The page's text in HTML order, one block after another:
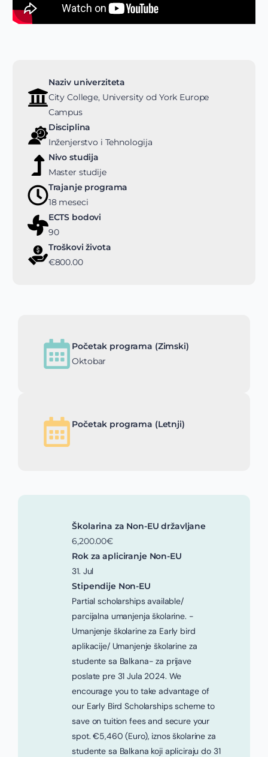
Naziv univerziteta
City College, University od York Europe
Campus
Disciplina
Inženjerstvo i Tehnologija
Nivo studija
Master studije
Trajanje programa
18 meseci
ECTS bodovi
90
Troškovi života
€800.00
Početak programa (Zimski)
Oktobar
Početak programa (Letnji)
Školarina za Non-EU državljane
6,200.00€
Rok za apliciranje Non-EU
31. Jul
Stipendije Non-EU
Partial scholarships available/
parcijalna umanjenja školarine. -
Umanjenje školarine za Early bird
aplikacije/ Umanjenje školarine za
studente sa Balkana- za prijave
poslate pre 31 Jula 2024. We
encourage you to take advantage of
our Early Bird Scholarships scheme to
save on tuition fees and secure your
spot. €5,460 (Euro), iznos školarine za
studente sa Balkana koji apliciraju do 31